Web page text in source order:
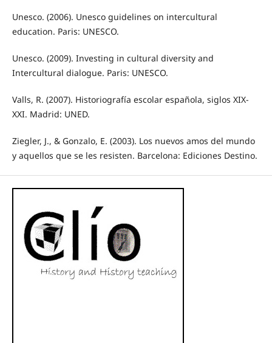
Unesco. (2006). Unesco guidelines on intercultural
education. Paris: UNESCO.
Unesco. (2009). Investing in cultural diversity and
Intercultural dialogue. Paris: UNESCO.
Valls, R. (2007). Historiografía escolar española, siglos XIX-
XXI. Madrid: UNED.
Ziegler, J., & Gonzalo, E. (2003). Los nuevos amos del mundo
y aquellos que se les resisten. Barcelona: Ediciones Destino.